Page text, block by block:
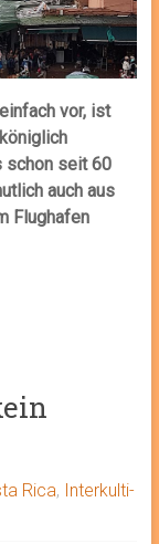
vor, ist
schon seit 60
auch aus
Flughafen
Rica, Interkulti-